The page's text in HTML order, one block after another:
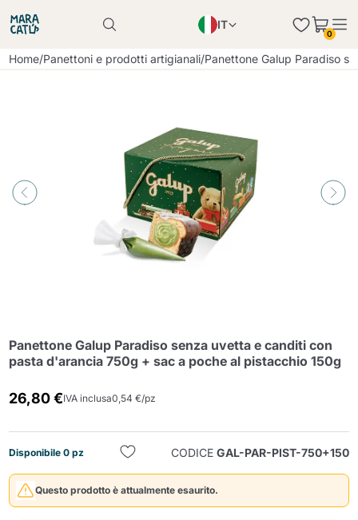
IT
EN
0
Home/Panettoni e prodotti artigianali/Panettone Galup Paradiso
Panettone Galup Paradiso senza uvetta e canditi con
pasta d'arancia 750g + sac a poche al pistacchio 150g
26,80 €IVA inclusa0,54 €/pz
Disponibile 0 pz CODICE GAL-PAR-PIST-750+150
Questo prodotto è attualmente esaurito.
Il prodotto è stato aggiunto con successo al
Il prodotto è stato aggiunto con successo al
Continua a fare acquisti
Continua a fare acquisti
Aggiungi la quantità minima consentita
Continua a fare acquisti